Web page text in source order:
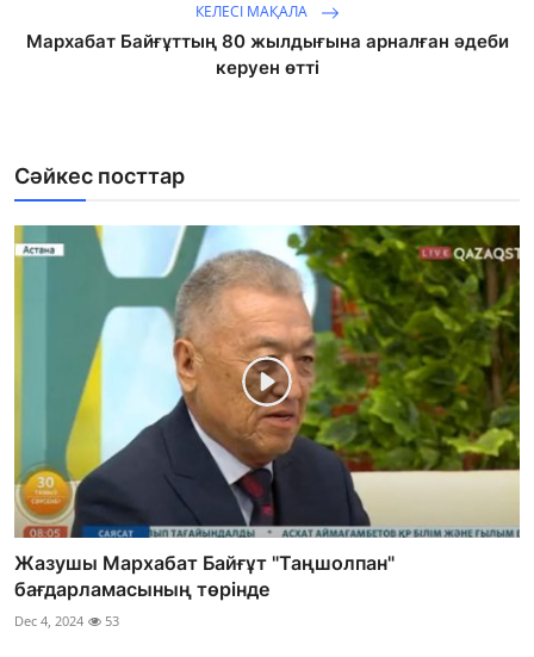
КЕЛЕСІ МАҚАЛА
Мархабат Байғұттың 80 жылдығына арналған әдеби
керуен өтті
Сәйкес посттар
Жазушы Мархабат Байғұт "Таңшолпан"
бағдарламасының төрінде
Dec 4, 2024 53